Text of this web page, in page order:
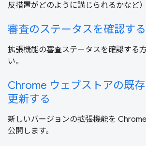
反措置がどのように講じられるかなど）
審査のステータスを確認する
拡張機能の審査ステータスを確認する
い。
Chrome ウェブストアの既
更新する
新しいバージョンの拡張機能を
公開します。